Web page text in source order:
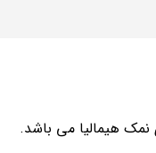
هیمالیا می باشد.